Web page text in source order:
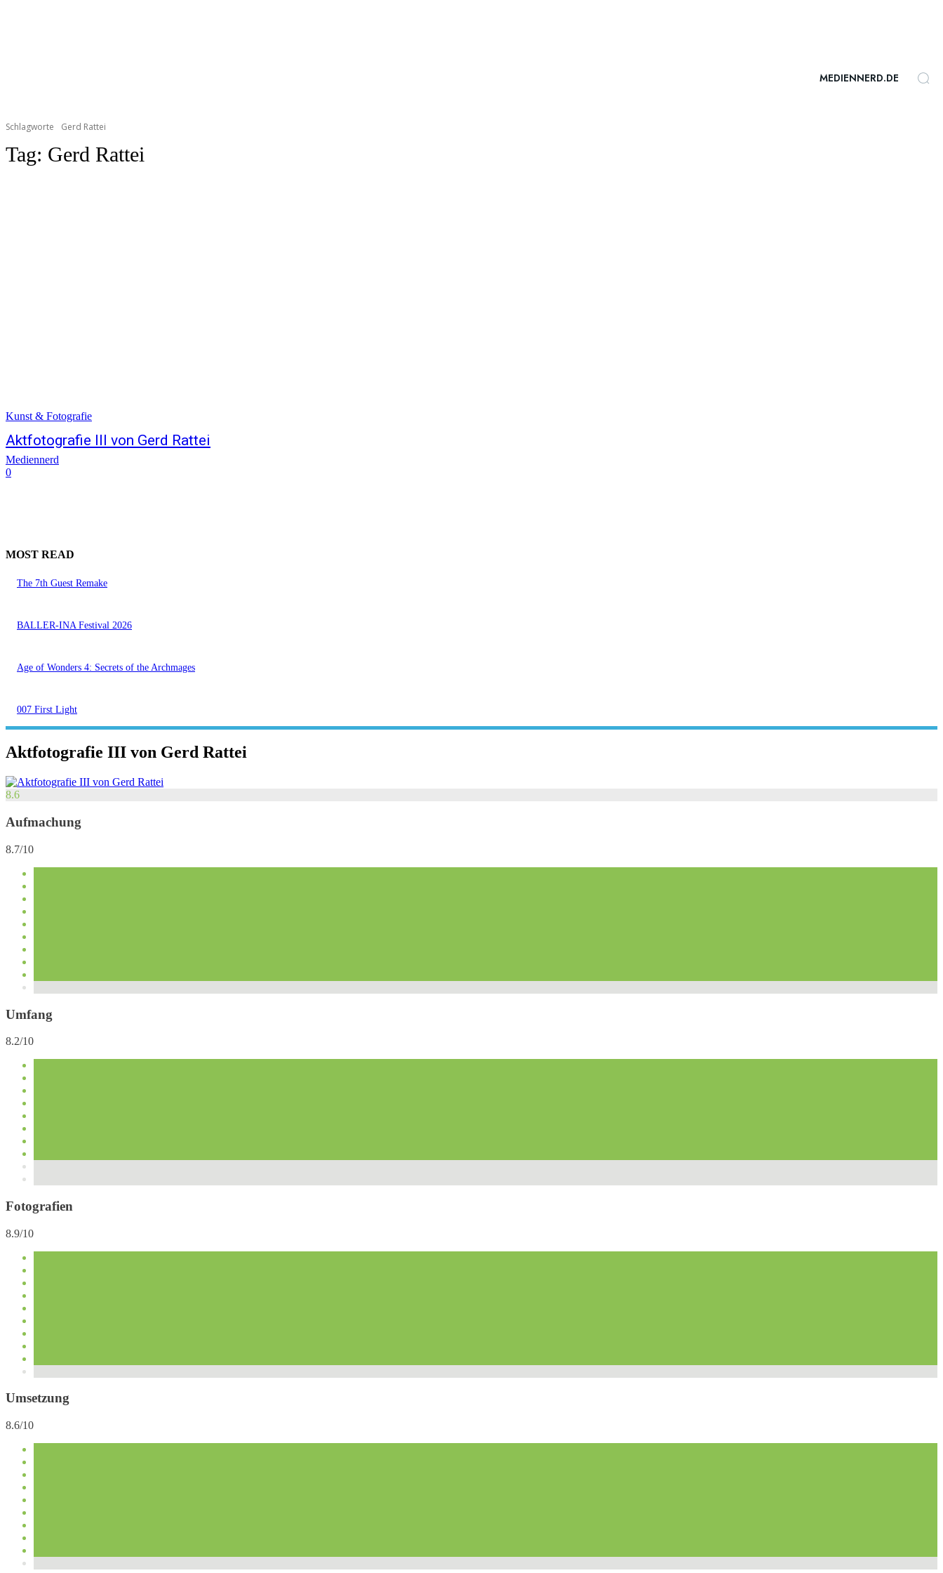
MEDIENNERD.DE
Schlagworte Gerd Rattei
Tag: Gerd Rattei
Kunst & Fotografie
Aktfotografie III von Gerd Rattei
Mediennerd
0
MOST READ
The 7th Guest Remake
BALLER-INA Festival 2026
Age of Wonders 4: Secrets of the Archmages
007 First Light
Aktfotografie III von Gerd Rattei
8.6
Aufmachung
8.7/10
Umfang
8.2/10
Fotografien
8.9/10
Umsetzung
8.6/10